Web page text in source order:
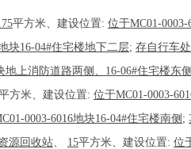
平方米、建设位置: 位于MC01-
块16-04#住宅楼地下二层; 存自行车处
地上消防道路两侧、16-06#住宅楼东
方米、建设位置: 位于MC01-0003-
0003-6016地块16-04#住宅楼南侧 ;
源回收站、 15平方米、建设位置: 位